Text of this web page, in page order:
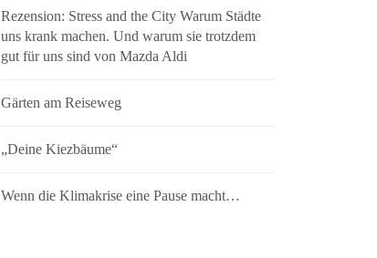
Rezension: Stress and the City Warum Städte
uns krank machen. Und warum sie trotzdem
gut für uns sind von Mazda Aldi
Gärten am Reiseweg
„Deine Kiezbäume“
Wenn die Klimakrise eine Pause macht…